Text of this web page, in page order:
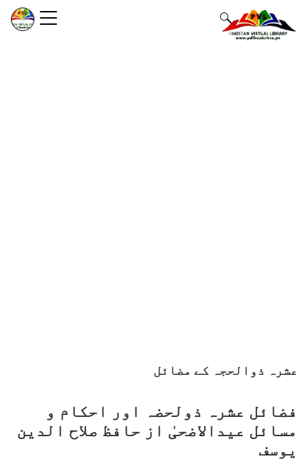
عشرہ ذوالحجہ کے مضائل
فضائل عشرہ ذولحضہ اور احکام و
مسائل عیدالاضحیٰ از حافظ صلاح الدین
یوسف